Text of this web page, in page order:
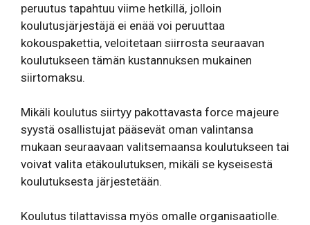
peruutus tapahtuu viime hetkillä, jolloin
koulutusjärjestäjä ei enää voi peruuttaa
kokouspakettia, veloitetaan siirrosta seuraavan
koulutukseen tämän kustannuksen mukainen
siirtomaksu.
Mikäli koulutus siirtyy pakottavasta force majeure
syystä osallistujat pääsevät oman valintansa
mukaan seuraavaan valitsemaansa koulutukseen tai
voivat valita etäkoulutuksen, mikäli se kyseisestä
koulutuksesta järjestetään.
Koulutus tilattavissa myös omalle organisaatiolle.